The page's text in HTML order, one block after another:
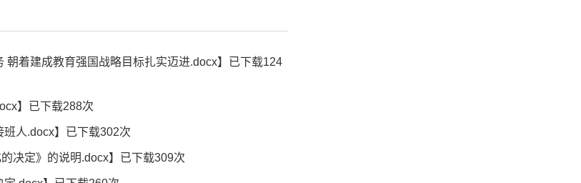
朝着建成教育强国战略目标扎实迈进.docx】已下载124
】已下载288次
班人.docx】已下载302次
决定》的说明.docx】已下载309次